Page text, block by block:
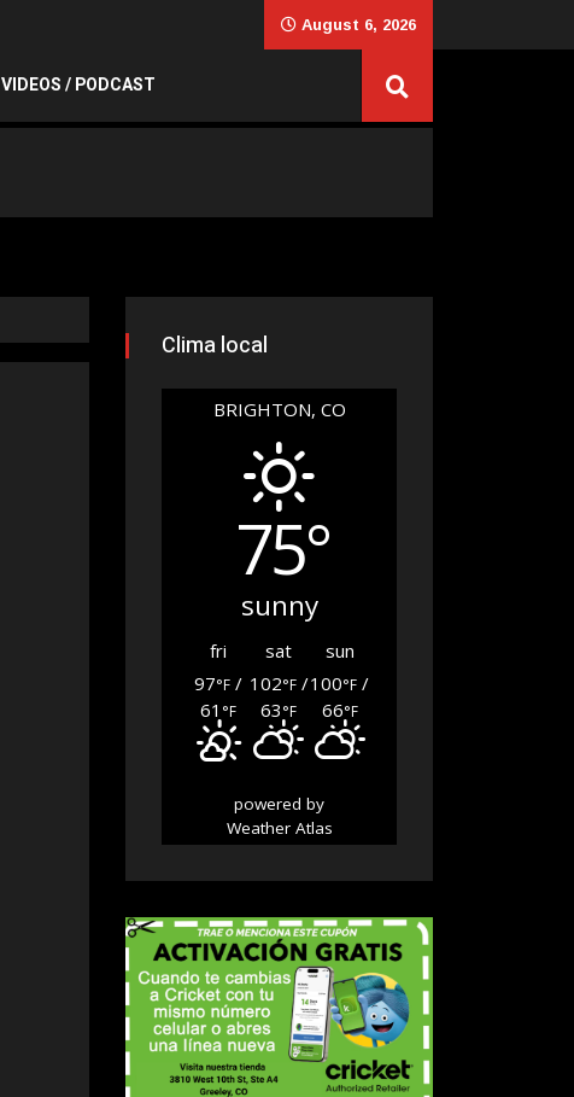
August 6, 2026
VIDEOS / PODCAST
Clima local
BRIGHTON, CO
75°
sunny
fri sat
sun
97°F /
61 °F
102°F/
63°F
100°F /
66°F
powered by
Weather Atlas